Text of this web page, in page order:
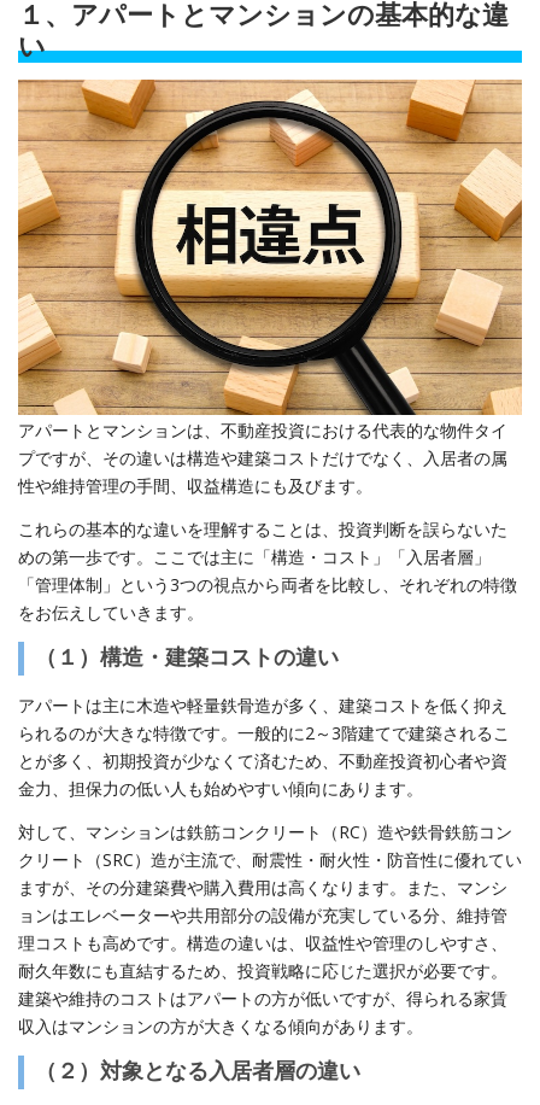
１、アパートとマンションの基本的な違
い
アパートとマンションは、不動産投資における代表的な物件タイ
プですが、その違いは構造や建築コストだけでなく、入居者の属
性や維持管理の手間、収益構造にも及びます。
これらの基本的な違いを理解することは、投資判断を誤らないた
めの第一歩です。ここでは主に「構造・コスト」「入居者層」
「管理体制」という3つの視点から両者を比較し、それぞれの特徴
をお伝えしていきます。
（１）構造・建築コストの違い
アパートは主に木造や軽量鉄骨造が多く、建築コストを低く抑え
られるのが大きな特徴です。一般的に2～3階建てで建築されるこ
とが多く、初期投資が少なくて済むため、不動産投資初心者や資
金力、担保力の低い人も始めやすい傾向にあります。
対して、マンションは鉄筋コンクリート（RC）造や鉄骨鉄筋コン
クリート（SRC）造が主流で、耐震性・耐火性・防音性に優れてい
ますが、その分建築費や購入費用は高くなります。また、マンシ
ョンはエレベーターや共用部分の設備が充実している分、維持管
理コストも高めです。構造の違いは、収益性や管理のしやすさ、
耐久年数にも直結するため、投資戦略に応じた選択が必要です。
建築や維持のコストはアパートの方が低いですが、得られる家賃
収入はマンションの方が大きくなる傾向があります。
（２）対象となる入居者層の違い